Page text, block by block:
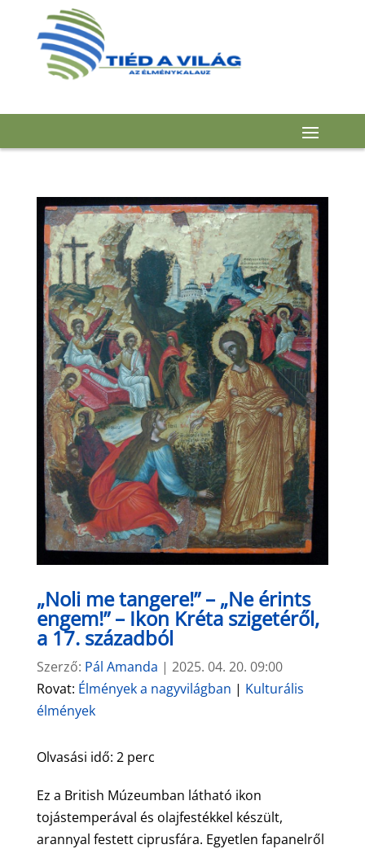
„Noli me tangere!” – „Ne érints
engem!” – Ikon Kréta szigetéről,
a 17. századból
Szerző: Pál Amanda | 2025. 04. 20. 09:00
Rovat: Élmények a nagyvilágban | Kulturális
élmények
Olvasási idő: 2 perc
Ez a British Múzeumban látható ikon
tojástemperával és olajfestékkel készült,
arannyal festett ciprusfára. Egyetlen fapanelről